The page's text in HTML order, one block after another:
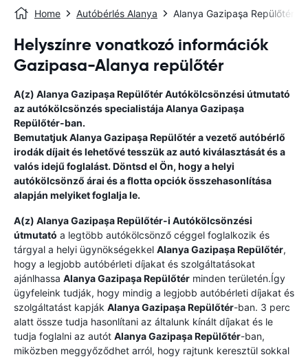
Home Autóbérlés Alanya Alanya Gazipaşa Repülőtér
Helyszínre vonatkozó információk
Gazipasa-Alanya repülőtér
A(z) Alanya Gazipaşa RepülőtérAutókölcsönzési útmutató
az autókölcsönzés specialistájaAlanya Gazipaşa
Repülőtér-ban.
BemutatjukAlanya Gazipaşa Repülőtéra vezető autóbérlő
irodák díjait és lehetővé tesszük az autó kiválasztását és a
valós idejű foglalást. Döntsd el Ön, hogy a helyi
autókölcsönző árai és a flotta opciók összehasonlítása
alapján melyiket foglalja le.
A(z) Alanya Gazipaşa Repülőtér-i Autókölcsönzési
útmutató a legtöbb autókölcsönző céggel foglalkozik és
tárgyal a helyi ügynökségekkel Alanya Gazipaşa Repülőtér,
hogy a legjobb autóbérleti díjakat és szolgáltatásokat
ajánlhassa Alanya Gazipaşa Repülőtér minden területén.Így
ügyfeleink tudják, hogy mindig a legjobb autóbérleti díjakat és
szolgáltatást kapják Alanya Gazipaşa Repülőtér-ban. 3 perc
alatt össze tudja hasonlítani az általunk kínált díjakat és le
tudja foglalni az autót Alanya Gazipaşa Repülőtér-ban,
miközben meggyőződhet arról, hogy rajtunk keresztül sokkal